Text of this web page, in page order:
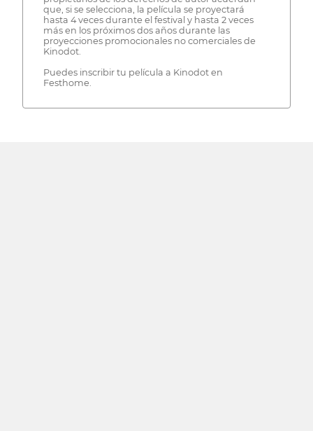
que, si se selecciona, la película se proyectará
hasta 4 veces durante el festival y hasta 2 veces
más en los próximos dos años durante las
proyecciones promocionales no comerciales de
Kinodot.
Puedes inscribir tu película a Kinodot en
Festhome.